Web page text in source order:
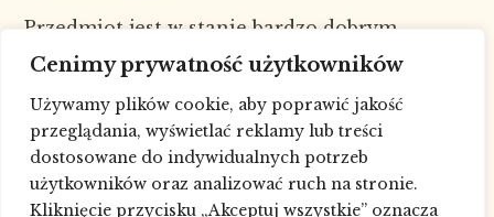
Cenimy prywatność użytkowników
Używamy plików cookie, aby poprawić jakość
przeglądania, wyświetlać reklamy lub treści
dostosowane do indywidualnych potrzeb
użytkowników oraz analizować ruch na stronie.
Kliknięcie przycisku „Akceptuj wszystkie” oznacza
Przedmiot jest w stanie bardzo dobrym.
Nr kat. 8905
W celu sprawdzenia dostępności
towaru skontaktuj się ze sklepem pod
numerem telefonu: 693227881, drogą
mailową lub poprzezformularz.